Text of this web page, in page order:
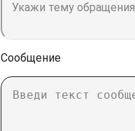
Укажи тему обращения
Сообщение